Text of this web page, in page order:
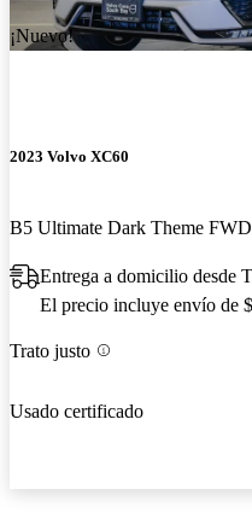
¡Nuevo!
2023 Volvo XC60
B5 Ultimate Dark Theme FWD
Entrega a domicilio desde
El precio incluye envío de
Trato justo
Usado certificado